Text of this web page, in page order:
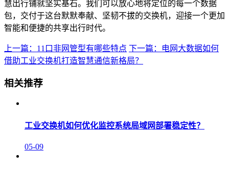
慧出行铺就坚实基石。我们可以放心地将定位的每一个数据
包，交付于这台默默奉献、坚韧不拔的交换机，迎接一个更加
智能和便捷的共享出行时代。
上一篇：11口非网管型有哪些特点 下一篇：电网大数据如何
借助工业交换机打造智慧通信新格局？
相关推荐
工业交换机如何优化监控系统局域网部署稳定性？
05-09